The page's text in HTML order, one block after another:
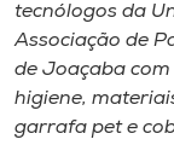
Biblioteca
Editora
tecnólogos da
Associação de
de Joaçaba
higiene,
garrafa pet e